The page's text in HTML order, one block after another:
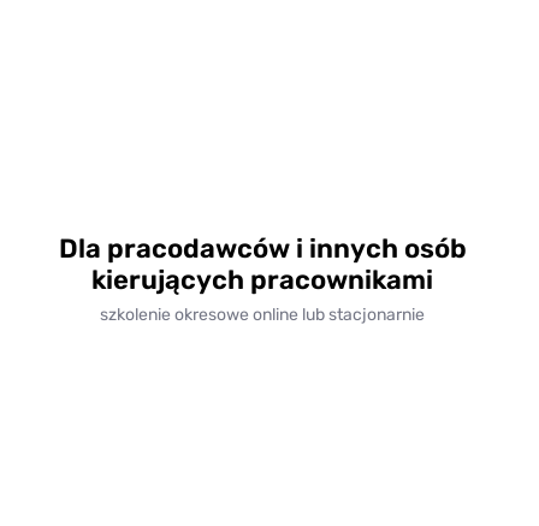
Dla pracodawców i innych osób
kierujących pracownikami
szkolenie okresowe online lub stacjonarnie